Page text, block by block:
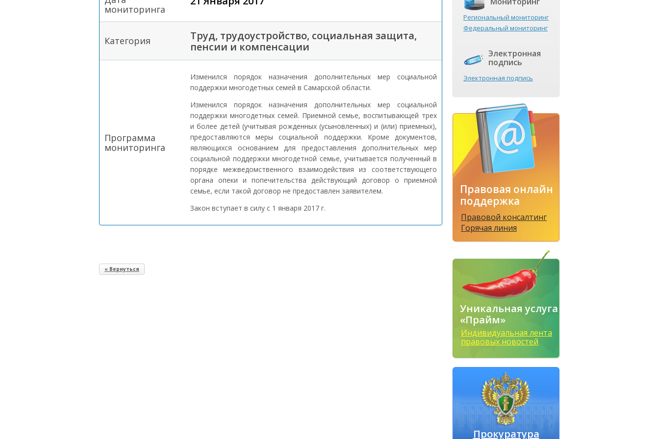
мониторинга
Категория
Труд, трудоустройство, социальная защита,
пенсии и компенсации
Программа
мониторинга
Изменился порядок назначения дополнительных мер социальной
поддержки многодетных семей в Самарской области.
Изменился порядок назначения дополнительных мер социальной
поддержки многодетных семей. Приемной семье, воспитывающей трех
и более детей (учитывая рожденных (усыновленных) и (или) приемных),
предоставляются меры социальной поддержки. Кроме документов,
являющихся основанием для предоставления дополнительных мер
социальной поддержки многодетной семье, учитывается полученный в
порядке межведомственного взаимодействия из соответствующего
органа опеки и попечительства действующий договор о приемной
семье, если такой договор не предоставлен заявителем.
Закон вступает в силу с 1 января 2017 г.
« Вернуться
Региональный мониторинг
Федеральный мониторинг
Электронная
подпись
Электронная подпись
Правовая онлайн
поддержка
Правовой консалтинг
Горячая линия
Уникальная услуга
«Прайм»
Индивидуальная лента
правовых новостей
Прокуратура